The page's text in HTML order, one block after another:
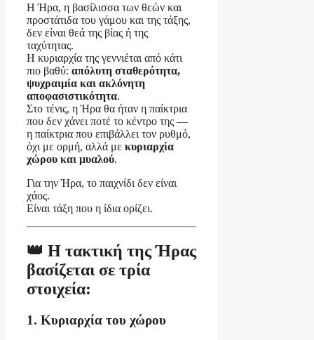
Η Ήρα, η βασίλισσα των θεών και
προστάτιδα του γάμου και της τάξης,
δεν είναι θεά της βίας ή της
ταχύτητας.
Η κυριαρχία της γεννιέται από κάτι
πιο βαθύ: απόλυτη σταθερότητα,
ψυχραιμία και ακλόνητη
αποφασιστικότητα.
Στο τένις, η Ήρα θα ήταν η παίκτρια
που δεν χάνει ποτέ το κέντρο της —
η παίκτρια που επιβάλλει τον ρυθμό,
όχι με ορμή, αλλά με κυριαρχία
χώρου και μυαλού.
Για την Ήρα, το παιχνίδι δεν είναι
χάος.
Είναι τάξη που η ίδια ορίζει.
👑 Η τακτική της Ήρας
βασίζεται σε τρία
στοιχεία:
1. Κυριαρχία του χώρου